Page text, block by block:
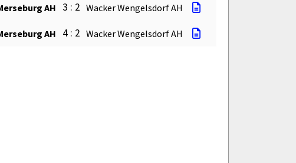
AH 3 : 2 Wacker Wengelsdorf AH
AH 4 : 2 Wacker Wengelsdorf AH